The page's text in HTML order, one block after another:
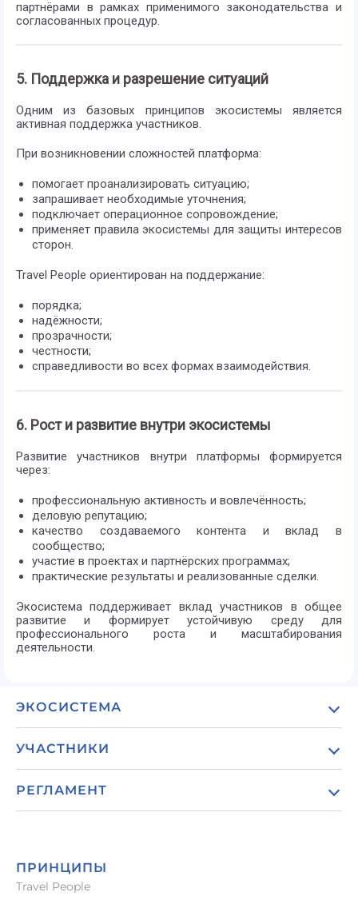
партнёрами в рамках применимого законодательства и
согласованных процедур.
5. Поддержка и разрешение ситуаций
Одним из базовых принципов экосистемы является
активная поддержка участников.
При возникновении сложностей платформа:
помогает проанализировать ситуацию;
запрашивает необходимые уточнения;
подключает операционное сопровождение;
применяет правила экосистемы для защиты интересов
сторон.
Travel People ориентирован на поддержание:
порядка;
надёжности;
прозрачности;
честности;
справедливости во всех формах взаимодействия.
6. Рост и развитие внутри экосистемы
Развитие участников внутри платформы формируется
через:
профессиональную активность и вовлечённость;
деловую репутацию;
качество создаваемого контента и вклад в
сообщество;
участие в проектах и партнёрских программах;
практические результаты и реализованные сделки.
Экосистема поддерживает вклад участников в общее
развитие и формирует устойчивую среду для
профессионального роста и масштабирования
деятельности.
ЭКОСИСТЕМА
Роли в экосистеме
Как работает платформа
Реквизиты компании
УЧАСТНИКИ
Для поставщиков услуг из смежных отраслей
Для технологических и цифровых сервисов
РЕГЛАМЕНТ
Порядок оплаты и расчётов
Правовые положения и ответственность сторон
ПРИНЦИПЫ
Travel People